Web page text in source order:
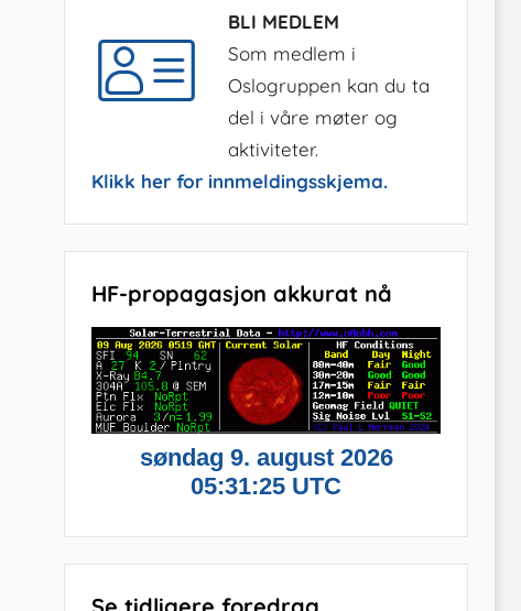
BLI MEDLEM
Som medlem i
Oslogruppen kan du ta
del i våre møter og
aktiviteter.
Klikk her for innmeldingsskjema.
HF-propagasjon akkurat nå